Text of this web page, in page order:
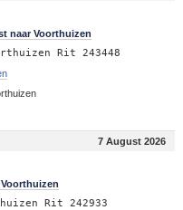
naar Voorthuizen
Rit 243448
7 August 2026
Rit 242933